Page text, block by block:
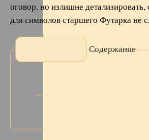
оговор, но излишне детализировать,
для символов старшего Футарка не
Содержание